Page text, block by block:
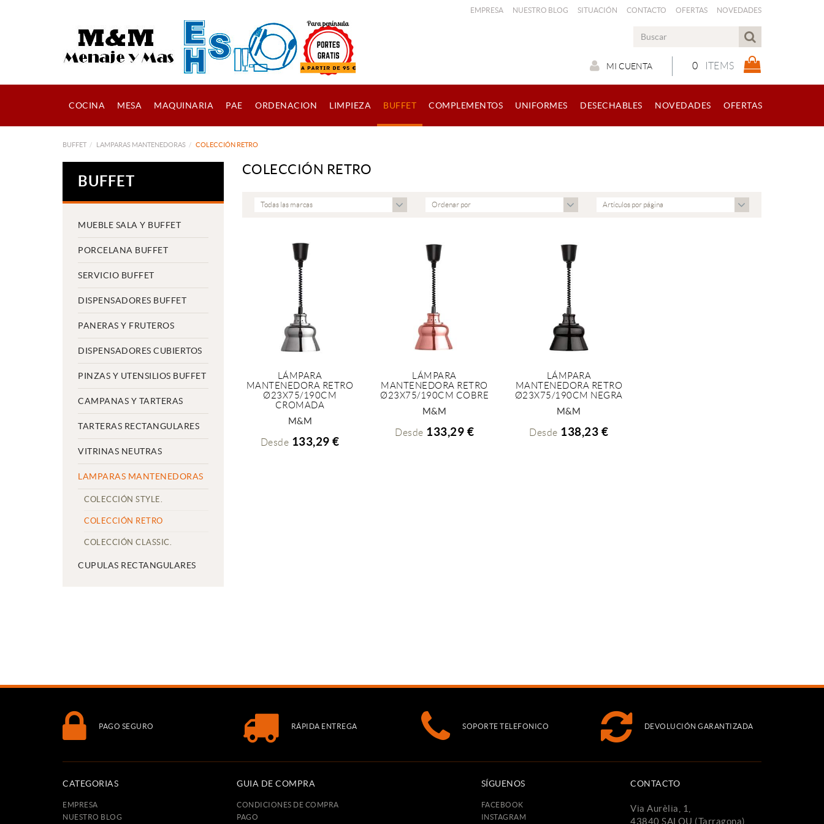
EMPRESA NUESTRO BLOG SITUACIÓN CONTACTO OFERTAS NOVEDADES
0 ITEMS
MI CUENTA
COCINA MESA MAQUINARIA PAE ORDENACION LIMPIEZA BUFFET COMPLEMENTOS UNIFORMES DESECHABLES NOVEDADES OFERTAS
BUFFET LAMPARAS MANTENEDORAS COLECCIÓN RETRO
BUFFET
MUEBLE SALA Y BUFFET
PORCELANA BUFFET
SERVICIO BUFFET
DISPENSADORES BUFFET
PANERAS Y FRUTEROS
DISPENSADORES CUBIERTOS
PINZAS Y UTENSILIOS BUFFET
CAMPANAS Y TARTERAS
TARTERAS RECTANGULARES
VITRINAS NEUTRAS
LAMPARAS MANTENEDORAS
COLECCIÓN STYLE.
COLECCIÓN RETRO
COLECCIÓN CLASSIC.
CUPULAS RECTANGULARES
COLECCIÓN RETRO
Todas las marcas Ordenar por Artículos por página
+ INFO
LÁMPARA
MANTENEDORA RETRO
Ø23X75/190CM
CROMADA
M&M
Desde 133,29 €
+ INFO
LÁMPARA
MANTENEDORA RETRO
Ø23X75/190CM COBRE
M&M
Desde 133,29 €
+ INFO
LÁMPARA
MANTENEDORA RETRO
Ø23X75/190CM NEGRA
M&M
Desde 138,23 €
PAGO SEGURO RÁPIDA ENTREGA SOPORTE TELEFONICO DEVOLUCIÓN GARANTIZADA
CATEGORIAS
EMPRESA
NUESTRO BLOG
GUIA DE COMPRA
CONDICIONES DE COMPRA
PAGO
SÍGUENOS
FACEBOOK
INSTAGRAM
CONTACTO
Via Aurèlia, 1,
43840 SALOU (Tarragona)